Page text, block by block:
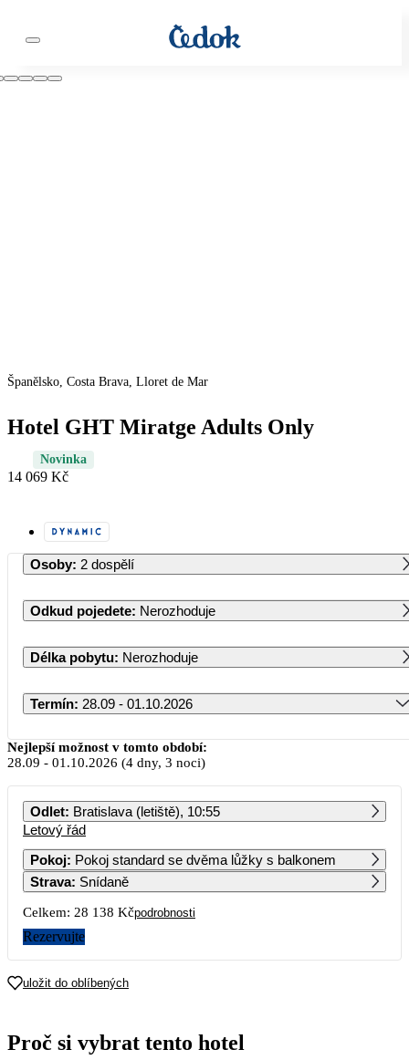
Španělsko, Costa Brava, Lloret de Mar
Hotel GHT Miratge Adults Only
Novinka
14 069 Kč
Osoby: 2 dospělí
Odkud pojedete: Nerozhoduje
Délka pobytu: Nerozhoduje
Termín: 28.09 - 01.10.2026
Září 2026
PO ÚT ST ČT PÁ SO NE
7
21
14 069
Nejlepší možnost v tomto období:
28.09 - 01.10.2026 (4 dny, 3 noci)
Odlet: Bratislava (letiště), 10:55
Letový řád
Pokoj:
Pokoj standard se dvěma lůžky s balkonem
Strava: Snídaně
Celkem: 28 138 Kčpodrobnosti
Rezervujte
uložit do oblíbených
Proč si vybrat tento hotel